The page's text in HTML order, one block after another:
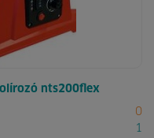
nts200flex
0
1